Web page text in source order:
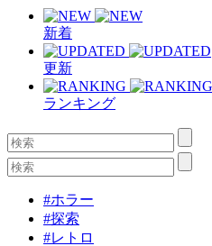
新着
更新
ランキング
#ホラー
#探索
#レトロ